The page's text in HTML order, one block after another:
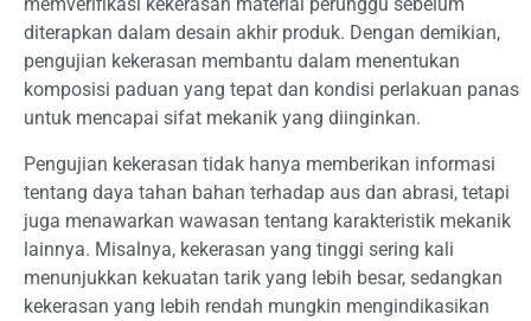
memverifikasi kekerasan material perunggu sebelum
diterapkan dalam desain akhir produk. Dengan demikian,
pengujian kekerasan membantu dalam menentukan
komposisi paduan yang tepat dan kondisi perlakuan panas
untuk mencapai sifat mekanik yang diinginkan.
Pengujian kekerasan tidak hanya memberikan informasi
tentang daya tahan bahan terhadap aus dan abrasi, tetapi
juga menawarkan wawasan tentang karakteristik mekanik
lainnya. Misalnya, kekerasan yang tinggi sering kali
menunjukkan kekuatan tarik yang lebih besar, sedangkan
kekerasan yang lebih rendah mungkin mengindikasikan